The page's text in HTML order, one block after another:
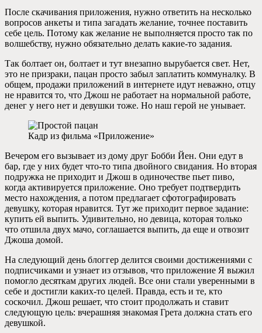
После скачивания приложения, нужно ответить на несколько
вопросов анкеты и типа загадать желание, точнее поставить
себе цель. Потому как желание не выполняется просто так по
волшебству, нужно обязательно делать какие-то задания.
Так болтает он, болтает и тут внезапно вырубается свет. Нет,
это не призраки, пацан просто забыл заплатить коммуналку. В
общем, продажи приложений в интернете идут неважно, отцу
не нравится то, что Джош не работает на нормальной работе,
денег у него нет и девушки тоже. Но наш герой не унывает.
Кадр из фильма «Приложение»
Вечером его вызывает из дому друг Бобби Йен. Они едут в
бар, где у них будет что-то типа двойного свидания. Но вторая
подружка не приходит и Джош в одиночестве пьет пиво,
когда активируется приложение. Оно требует подтвердить
место нахождения, а потом предлагает сфотографировать
девушку, которая нравится. Тут же приходит первое задание:
купить ей выпить. Удивительно, но девица, которая только
что отшила двух мачо, соглашается выпить, да еще и отвозит
Джоша домой.
На следующий день блоггер делится своими достижениями с
подписчиками и узнает из отзывов, что приложение Я выжил
помогло десяткам других людей. Все они стали уверенными в
себе и достигли каких-то целей. Правда, есть и те, кто
соскочил. Джош решает, что стоит продолжать и ставит
следующую цель: вчерашняя знакомая Грета должна стать его
девушкой.